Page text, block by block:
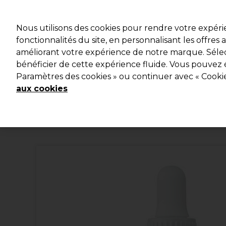
Marques
Bons plans Coiffure Electro et Matériel
Livraison et délais
Nous utilisons des cookies pour rendre votre
fonctionnalités du site, en personnalisant les offres
améliorant votre expérience de notre marque.
bénéficier de cette expérience fluide. Vous pouvez
Paramètres des cookies » ou continuer avec «
aux cookies